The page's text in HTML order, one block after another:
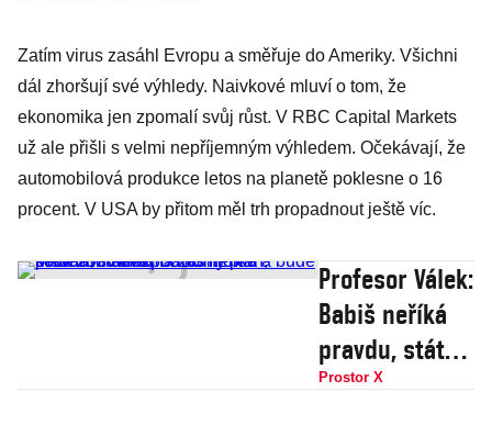
Zatím virus zasáhl Evropu a směřuje do Ameriky. Všichni
dál zhoršují své výhledy. Naivkové mluví o tom, že
ekonomika jen zpomalí svůj růst. V RBC Capital Markets
už ale přišli s velmi nepříjemným výhledem. Očekávají, že
automobilová produkce letos na planetě poklesne o 16
procent. V USA by přitom měl trh propadnout ještě víc.
Profesor Válek:
Babiš neříká
pravdu, stát
nemá žádný
Prostor X